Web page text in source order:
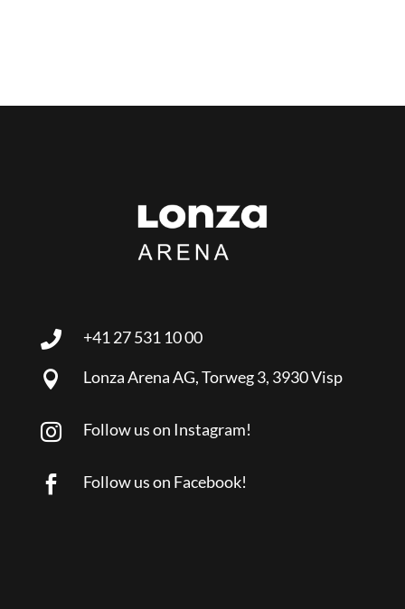
 +41 27 531 10 00
 Lonza Arena AG, Torweg 3, 3930 Visp
 Follow us on Instagram!
 Follow us on Facebook!